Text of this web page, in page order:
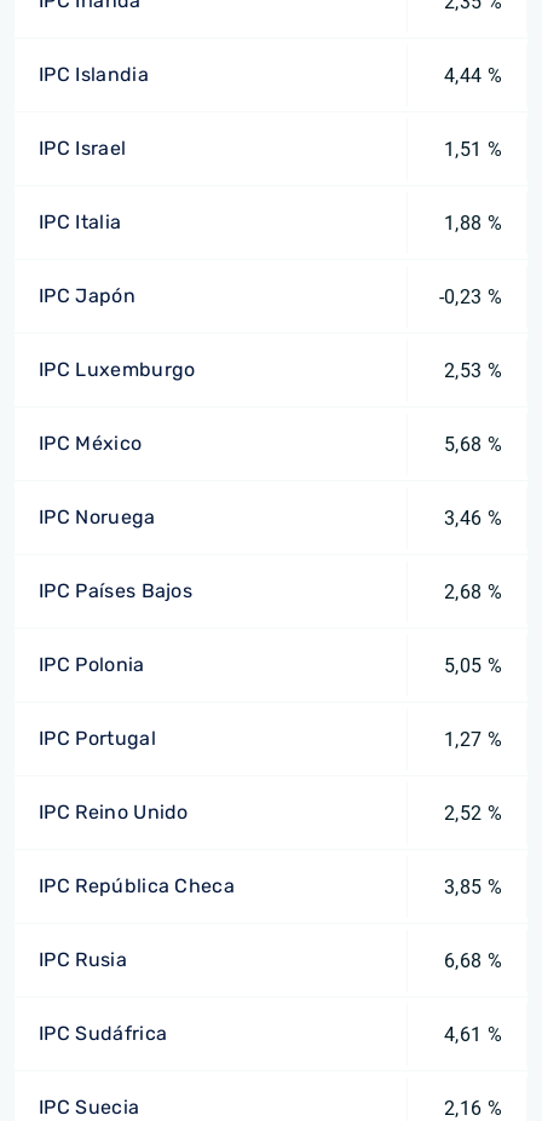
IPC Islandia 4,44 %
IPC Israel 1,51 %
IPC Italia 1,88 %
IPC Japón -0,23 %
IPC Luxemburgo 2,53 %
IPC México 5,68 %
IPC Noruega 3,46 %
IPC Países Bajos 2,68 %
IPC Polonia 5,05 %
IPC Portugal 1,27 %
IPC Reino Unido 2,52 %
IPC República Checa 3,85 %
IPC Rusia 6,68 %
IPC Sudáfrica 4,61 %
IPC Suecia 2,16 %